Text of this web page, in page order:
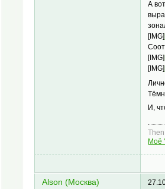
А
[IMG]
[IMG]
[IMG]
И,
Моё
Alson (Москва)